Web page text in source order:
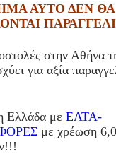
ΑΥΤΟ ΔΕΝ ΘΑ
στην Αθήνα
για αξία
Ελλάδα μεΕΛΤΑ-
με χρέωση